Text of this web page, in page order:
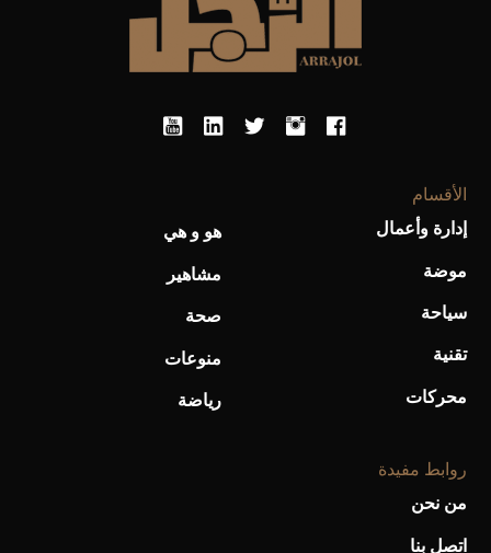
الأقسام
إدارة وأعمال
موضة
سياحة
تقنية
محركات
هو و هي
مشاهير
صحة
منوعات
رياضة
روابط مفيدة
من نحن
اتصل بنا